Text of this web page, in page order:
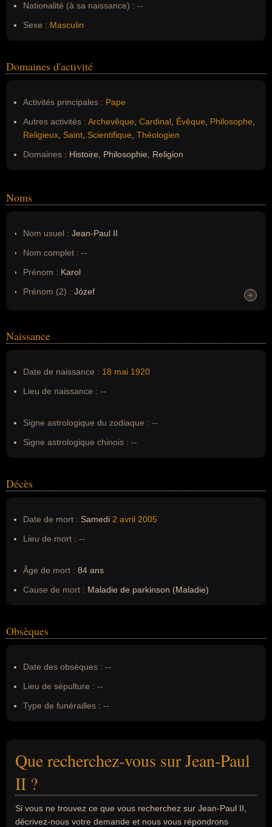
Nationalité (à sa naissance) : --
Sexe : Masculin
Domaines d'activité
Activités principales : Pape
Autres activités : Archevêque Cardinal Évêque Philosophe
Religieux Saint Scientifique Théologien
Domaines : Histoire, Philosophie, Religion
Noms
Nom usuel : Jean-Paul II
Nom complet : --
Prénom : Karol
Prénom (2) : Józef
Erreurs d'écriture : --
+
+
Naissance
Date de naissance : 18 mai 1920
Lieu de naissance : --
Signe astrologique du zodiaque : --
Signe astrologique chinois : --
Décès
Date de mort : Samedi 2 avril 2005
Lieu de mort : --
Âge de mort : 84 ans
Cause de mort : Maladie de parkinson (Maladie)
Obsèques
Date des obsèques : --
Lieu de sépulture : --
Type de funérailles : --
Que recherchez-vous sur Jean-Paul
II ?
Si vous ne trouvez ce que vous recherchez sur Jean-Paul II,
décrivez-nous votre demande et nous vous répondrons